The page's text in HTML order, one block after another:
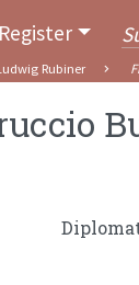
Register
Rubiner